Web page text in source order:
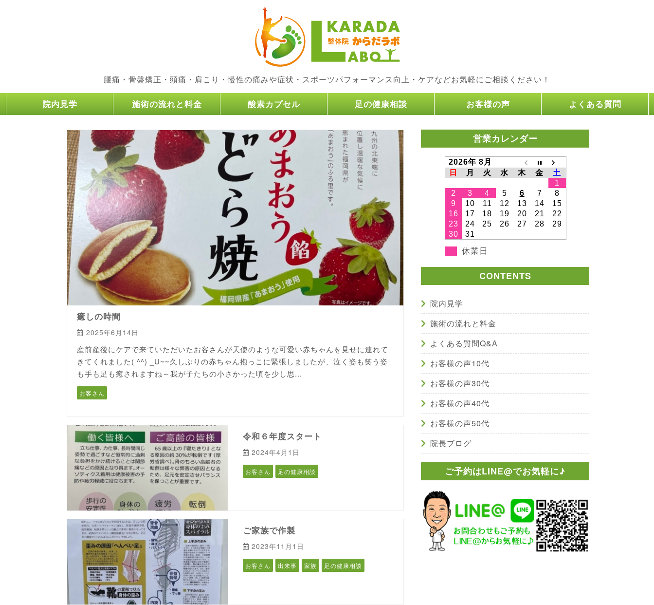
腰痛・骨盤矯正・頭痛・肩こり・慢性の痛みや症状・スポーツパフォーマンス向上・ケアなどお気軽にご相談ください！
院内見学 施術の流れと料金 酸素カプセル 足の健康相談 お客様の声 よくある質問
癒しの時間
2025年6月14日
産前産後にケアで来ていただいたお客さんが天使のような可愛い赤ちゃんを見せに連れて
きてくれました( ^^) _U~~久しぶりの赤ちゃん抱っこに緊張しましたが、泣く姿も笑う姿
も手も足も癒されますね～我が子たちの小さかった頃を少し思...
お客さん
令和６年度スタート
2024年4月1日
お客さん 足の健康相談
ご家族で作製
2023年11月1日
お客さん 出来事 家族 足の健康相談
営業カレンダー
2026年 8月
日
月 火 水 木 金
土
1
2
3 4 5 6 7
8
9
10 11 12 13 14
15
16
17 18 19 20 21
22
23
24 25 26 27 28
29
30
31
休業日
CONTENTS
院内見学
施術の流れと料金
よくある質問Q&A
お客様の声10代
お客様の声30代
お客様の声40代
お客様の声50代
院長ブログ
ご予約はLINE@でお気軽に♪